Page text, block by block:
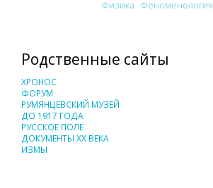
Физика Феноменология
Родственные сайты
ХРОНОС
ФОРУМ
РУМЯНЦЕВСКИЙ МУЗЕЙ
ДО 1917 ГОДА
РУССКОЕ ПОЛЕ
ДОКУМЕНТЫ XX ВЕКА
ИЗМЫ